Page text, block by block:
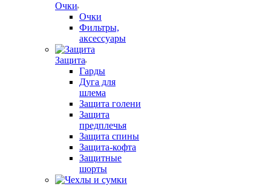
Очки
Очки
Фильтры,
аксессуары
Защита
Гарды
Дуга для
шлема
Защита голени
Защита
предплечья
Защита спины
Защита-кофта
Защитные
шорты